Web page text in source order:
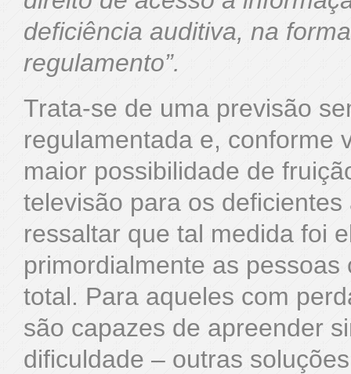
deficiência auditiva, na
regulamento”.
Trata-se de uma previsão
regulamentada e, conforme
maior possibilidade de
televisão para os
ressaltar que tal medida foi
primordialmente as
total. Para aqueles com
são capazes de apreender
dificuldade – outras